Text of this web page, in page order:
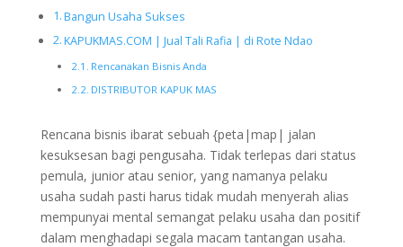
Bangun Usaha Sukses
KAPUKMAS.COM | Jual Tali Rafia | di Rote Ndao
Rencanakan Bisnis Anda
DISTRIBUTOR KAPUK MAS
Rencana bisnis ibarat sebuah {peta|map| jalan
kesuksesan bagi pengusaha. Tidak terlepas dari status
pemula, junior atau senior, yang namanya pelaku
usaha sudah pasti harus tidak mudah menyerah alias
mempunyai mental semangat pelaku usaha dan positif
dalam menghadapi segala macam tantangan usaha.